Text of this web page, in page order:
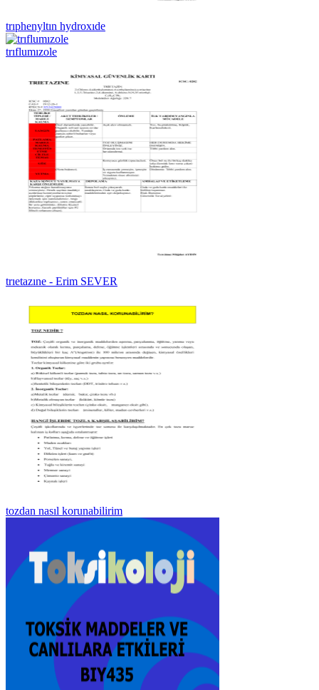
trıphenyltın hydroxıde
trıflumızole
trıetazıne - Erim SEVER
tozdan nasıl korunabilirim